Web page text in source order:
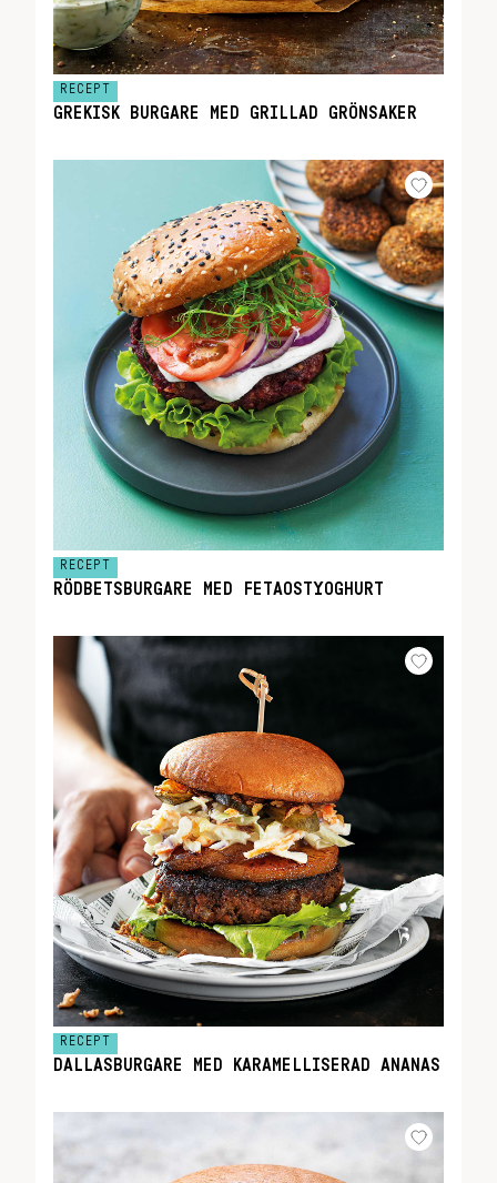
RECEPT
GREKISK BURGARE MED GRILLAD GRÖNSAKER
RECEPT
RÖDBETSBURGARE MED FETAOSTYOGHURT
RECEPT
DALLASBURGARE MED KARAMELLISERAD ANANAS